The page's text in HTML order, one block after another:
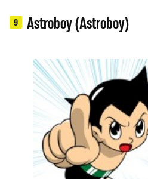
9 Astroboy (Astroboy)